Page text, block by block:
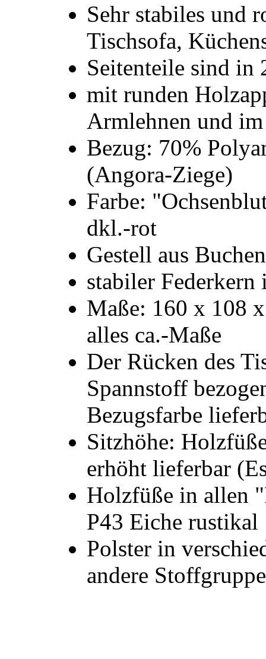
Sehr stabiles und
Tischsofa,
Seitenteile sind in
mit runden
Armlehnen und
Bezug: 70%
(Angora-Ziege)
Farbe:
dkl.-rot
Gestell aus
stabiler Federkern
Maße: 160 x 108
alles ca.-Maße
Der Rücken des
Spannstoff
Bezugsfarbe
Sitzhöhe:
erhöht lieferbar
Holzfüße in allen
P43 Eiche rustikal
Polster in
andere